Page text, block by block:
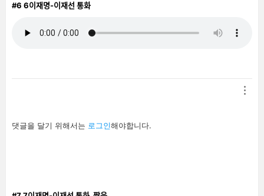
#6 6이재명-이재선 통화
답
글
댓글을 달기 위해서는 로그인해야합니다.